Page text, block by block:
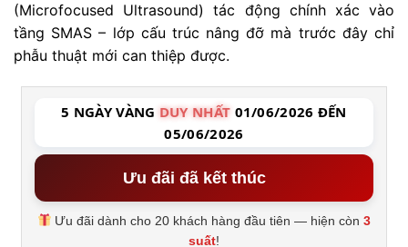
(Microfocused Ultrasound) tác động chính xác vào
tầng SMAS – lớp cấu trúc nâng đỡ mà trước đây chỉ
phẫu thuật mới can thiệp được.
5 NGÀY VÀNG DUY NHẤT 01/06/2026 ĐẾN
05/06/2026
Ưu đãi đã kết thúc
Ưu đãi dành cho 20 khách hàng đầu tiên — hiện còn3
suất!